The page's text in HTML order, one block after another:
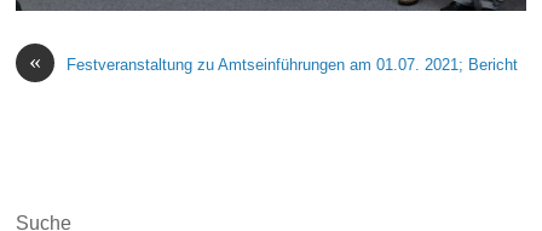
« Festveranstaltung zu Amtseinführungen am 01.07. 2021; Bericht
Suche